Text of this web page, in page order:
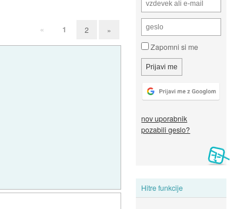
Zapomni si me
nov uporabnik
pozabili geslo?
Hitre funkcije
« 1 2 »